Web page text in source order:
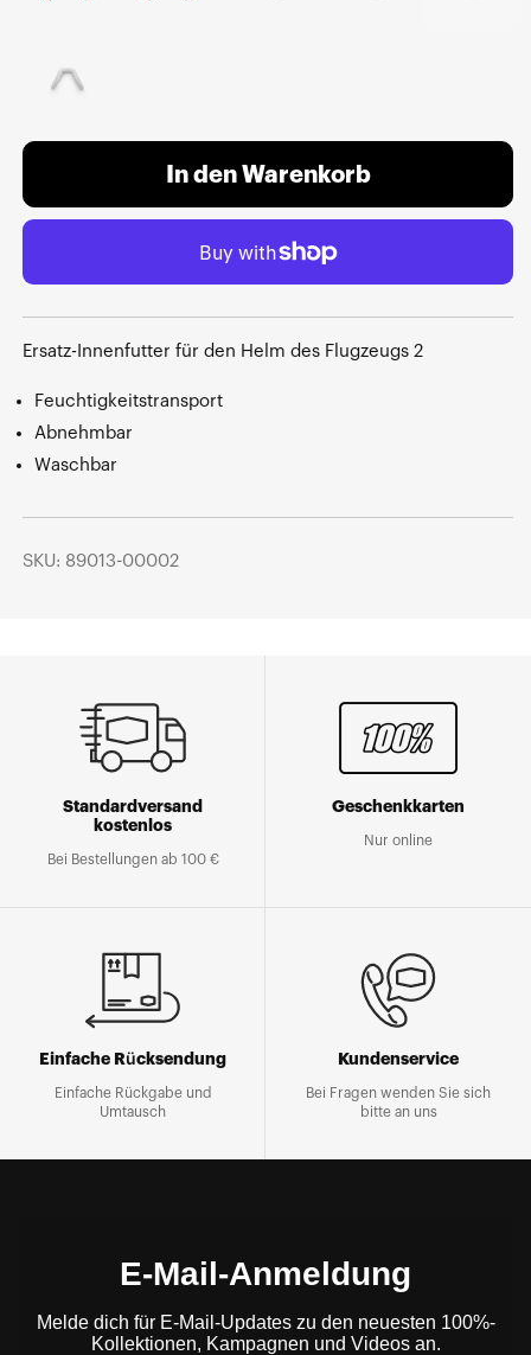
In den Warenkorb
Ersatz-Innenfutter für den Helm des Flugzeugs 2
Feuchtigkeitstransport
Abnehmbar
Waschbar
SKU: 89013-00002
Standardversand
kostenlos
Bei Bestellungen ab 100 €
Geschenkkarten
Nur online
Einfache Rücksendung
Einfache Rückgabe und
Umtausch
Kundenservice
Bei Fragen wenden Sie sich
bitte an uns
E-Mail-Anmeldung
Melde dich für E-Mail-Updates zu den neuesten 100%-
Kollektionen, Kampagnen und Videos an.